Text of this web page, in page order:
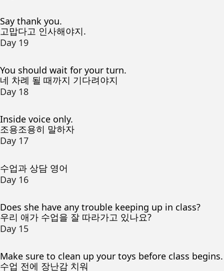
Say thank you.
고맙다고 인사해야지.
Day 19
You should wait for your turn.
네 차례 될 때까지 기다려야지
Day 18
Inside voice only.
조용조용히 말하자
Day 17
수업과 상담 영어
Day 16
Does she have any trouble keeping up in class?
우리 애가 수업을 잘 따라가고 있나요?
Day 15
Make sure to clean up your toys before class begins.
수업 전에 장난감 치워